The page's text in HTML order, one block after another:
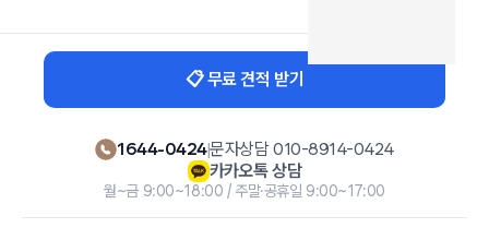
📋 무료 견적 받기
1644-0424|문자상담 010-8914-0424
카카오톡 상담
월~금 9:00~18:00 / 주말·공휴일 9:00~17:00